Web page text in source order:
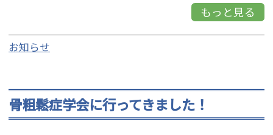
もっと見る
お知らせ
骨粗鬆症学会に行ってきました！